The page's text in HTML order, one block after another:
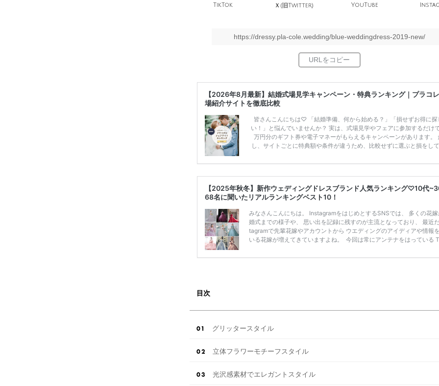
TikTok Ｘ(旧Twitter) YouTube
https://dressy.pla-cole.wedding/blue-weddingdress-2019-new/
【2026年8月最新】結婚式場見学キャンペーン・特典ランキング｜プラコ
場紹介サイトを徹底比較
皆さんこんにちは♡ 「結婚準備、何から始める？」「損せずお得に探
い！」と悩んでいませんか？ 実は、式場見学やフェアに参加するだけ
万円分のギフト券や電子マネーがもらえるキャンペーンがあります。
し、サイトごとに特典額や条件が違うため、比較せずに選ぶと損をし
ンペーン特典ランキングを公開！ 比較サイト：プラコレ、ゼクシィ、
補を絞れる「ウェディング診断」か、体験型 […]続きを読む
【2025年秋冬】新作ウェディングドレスブランド人気ランキング♡10代
68名に聞いたリアルランキングベスト10！
みなさんこんにちは。 InstagramをはじめとするSNSでは、 多くの花
婚式までの様子や、 思い出を記録に残すのが主流となっており、 最近
tagramで先輩花嫁やアカウントから ウエディングのアイディアや情報
いる花嫁が増えてきていますよね。 ​ 今回は常にアンテナをはっている
票に参加しました。 こちらの記事では集計結果をリアルなランキング
目次
グリッタースタイル
立体フラワーモチーフスタイル
光沢感素材でエレガントスタイル